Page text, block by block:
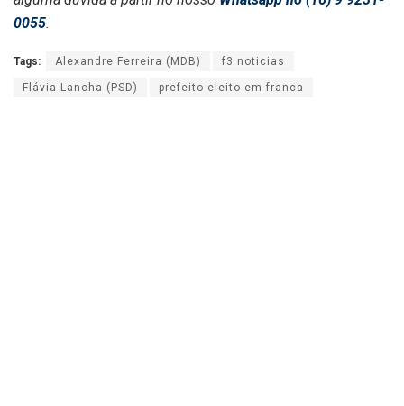
0055.
Tags: Alexandre Ferreira (MDB) f3 noticias
Flávia Lancha (PSD) prefeito eleito em franca